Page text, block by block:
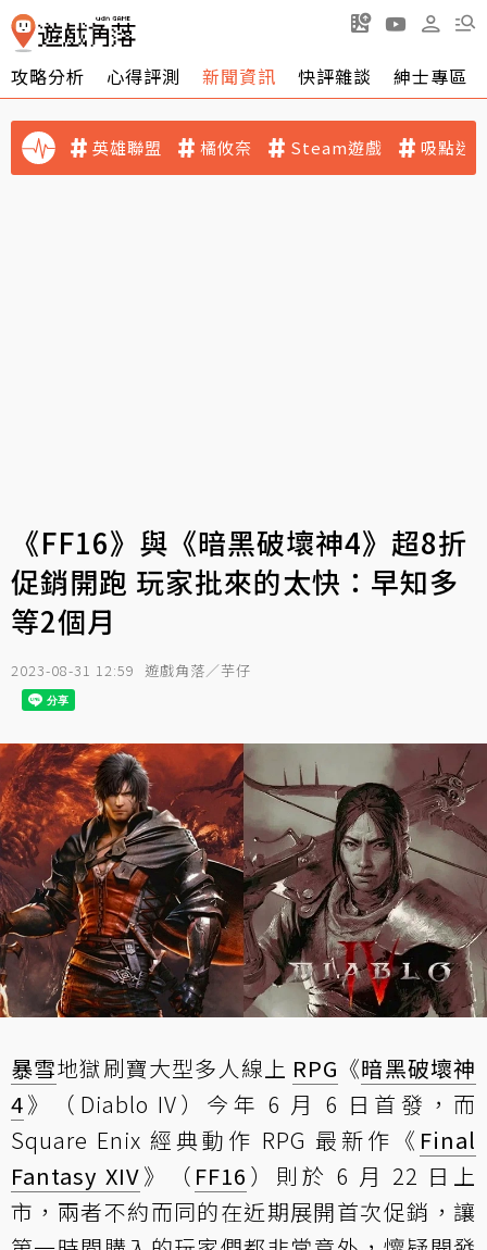
攻略分析 心得評測 新聞資訊 快評雜談 紳士專區
英雄聯盟 橘攸奈 Steam遊戲 吸點迷
《FF16》與《暗黑破壞神4》超8折
促銷開跑 玩家批來的太快：早知多
等2個月
2023-08-31 12:59 遊戲角落／芋仔
暴雪地獄刷寶大型多人線上 RPG 《暗黑破壞神
4》（Diablo IV）今年 6 月 6 日首發，而
Square Enix 經典動作 RPG 最新作《 Final
Fantasy XIV》（ FF16 ）則於 6 月 22 日上
市，兩者不約而同的在近期展開首次促銷，讓